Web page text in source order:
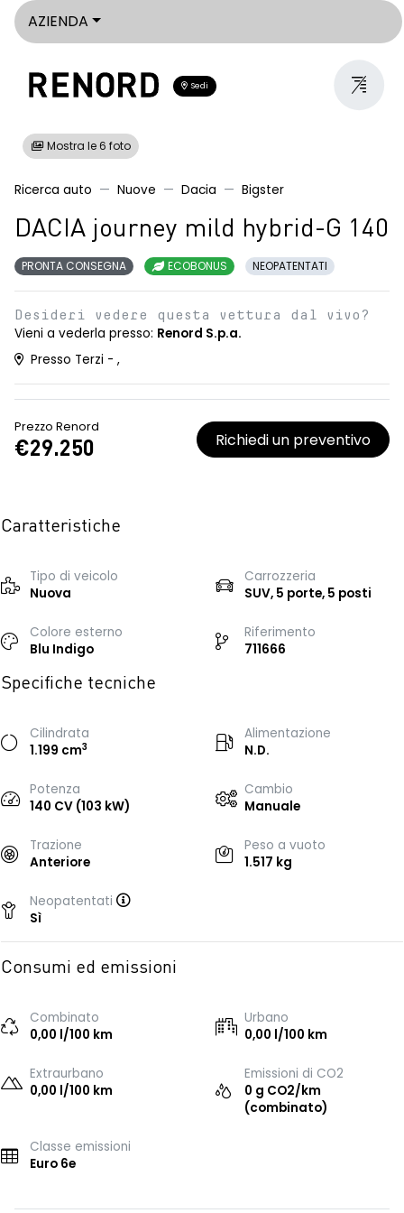
AZIENDA
Sedi
Mostra le 6 foto
Ricerca auto Nuove Dacia Bigster
DACIA journey mild hybrid-G 140
PRONTA CONSEGNA ECOBONUS NEOPATENTATI
Desideri vedere questa vettura dal vivo?
Vieni a vederla presso: Renord S.p.a.
Presso Terzi - ,
Prezzo Renord
€29.250 Richiedi un preventivo
Caratteristiche
Tipo di veicolo
Nuova
Carrozzeria
SUV, 5 porte, 5 posti
Colore esterno
Blu Indigo
Riferimento
711666
Specifiche tecniche
Cilindrata
1.199 cm3
Alimentazione
N.D.
Potenza
140 CV (103 kW)
Cambio
Manuale
Trazione
Anteriore
Peso a vuoto
1.517 kg
Neopatentati
Sì
Consumi ed emissioni
Combinato
0,00 l/100 km
Urbano
0,00 l/100 km
Extraurbano
0,00 l/100 km
Emissioni di CO2
0 g CO2/km
(combinato)
Classe emissioni
Euro 6e